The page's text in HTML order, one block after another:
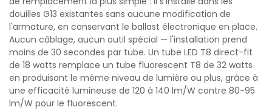
douilles G13 existantes sans aucune modification de
l'armature, en conservant le ballast électronique en place.
Aucun câblage, aucun outil spécial — l'installation prend
moins de 30 secondes par tube. Un tube LED T8 direct-fit
de 18 watts remplace un tube fluorescent T8 de 32 watts
en produisant le même niveau de lumière ou plus, grâce à
une efficacité lumineuse de 120 à 140 lm/W contre 80-95
lm/W pour le fluorescent.